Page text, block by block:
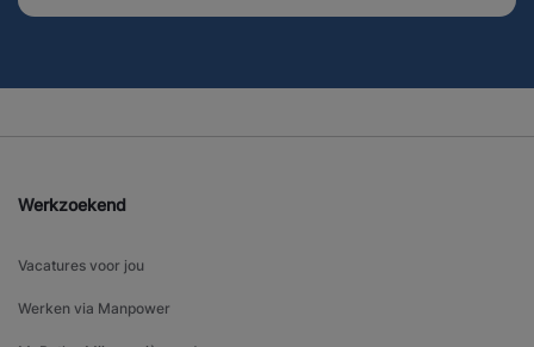
Werkzoekend
Vacatures voor jou
Werken via Manpower